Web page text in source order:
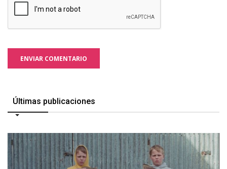
ENVIAR COMENTARIO
Últimas publicaciones